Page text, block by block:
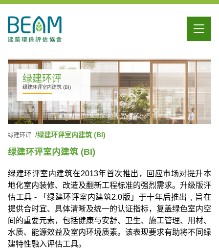
绿建环评
绿建环评室内建筑 (BI)
绿建环评 绿建环评室内建筑 (BI)
绿建环评室内建筑 (BI)
绿建环评室内建筑在2013年首次推出，回应市场对提升本
地化室内装修、改造及翻新工程标准的强烈需求。升级版评
估工具 - 「绿建环评室内建筑2.0版」于十年后推出﹐旨在
提供合时宜、具体清晰及统一的认证指标，复盖绿色室内空
间的重要元素，包括健康与安舒、卫生、施工管理、用材、
水质、能源效益及室内环境质素。该表现要求有助将不同绿
建特性融入评估工具。